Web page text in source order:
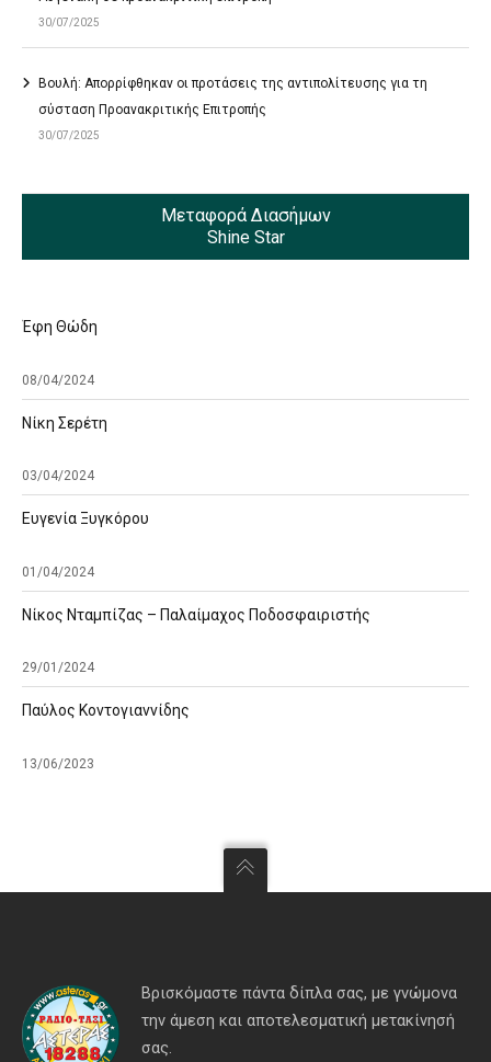
30/07/2025
Βουλή: Απορρίφθηκαν οι προτάσεις της αντιπολίτευσης για τη
σύσταση Προανακριτικής Επιτροπής
30/07/2025
Μεταφορά Διασήμων
Shine Star
Έφη Θώδη
08/04/2024
Νίκη Σερέτη
03/04/2024
Ευγενία Ξυγκόρου
01/04/2024
Νίκος Νταμπίζας – Παλαίμαχος Ποδοσφαιριστής
29/01/2024
Παύλος Κοντογιαννίδης
13/06/2023
Βρισκόμαστε πάντα δίπλα σας, με γνώμονα
την άμεση και αποτελεσματική μετακίνησή
σας.